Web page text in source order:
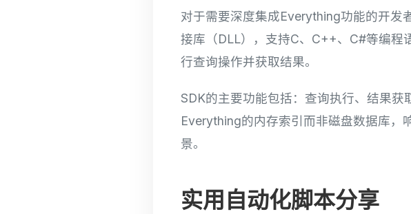
对于需要深度集成Everything功能的开发
接库（DLL），支持C、C++、C#等编程
行查询操作并获取结果。
SDK的主要功能包括：查询执行、结果
Everything的内存索引而非磁盘数据库，
景。
实用自动化脚本分享